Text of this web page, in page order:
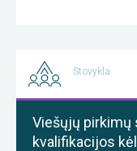
Stovykla
Viešųjų pirkimų
kvalifikacijos